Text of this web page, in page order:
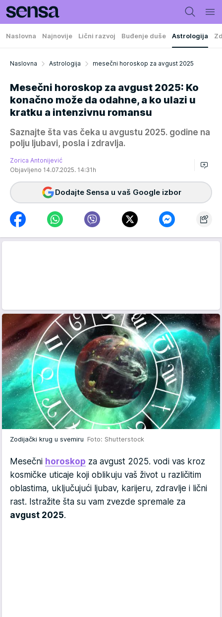
Naslovna Najnovije Lični razvoj Buđenje duše Astrologija
Naslovna Astrologija mesečni horoskop za avgust 2025
Mesečni horoskop za avgust 2025: Ko
konačno može da odahne, a ko ulazi u
kratku a intenzivnu romansu
Saznajte šta vas čeka u avgustu 2025. godine na
polju ljubavi, posla i zdravlja.
Zorica Antonijević
Objavljeno 14.07.2025. 14:31h
Dodajte Sensa u vaš Google izbor
Zodijački krug u svemiru Foto: Shutterstock
Mesečni horoskop za avgust 2025. vodi vas kroz
kosmičke uticaje koji oblikuju vaš život u različitim
oblastima, uključujući ljubav, karijeru, zdravlje i lični
rast. Istražite šta su vam zvezde spremale za
avgust 2025.